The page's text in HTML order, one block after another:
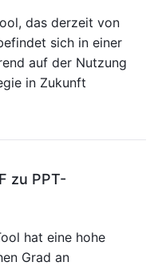
das derzeit von
sich in einer
auf der Nutzung
in Zukunft
zu PPT-
hat eine hohe
Grad an